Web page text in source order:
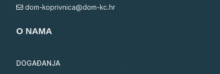
dom-koprivnica@dom-kc.hr
O NAMA
DOGAĐANJA